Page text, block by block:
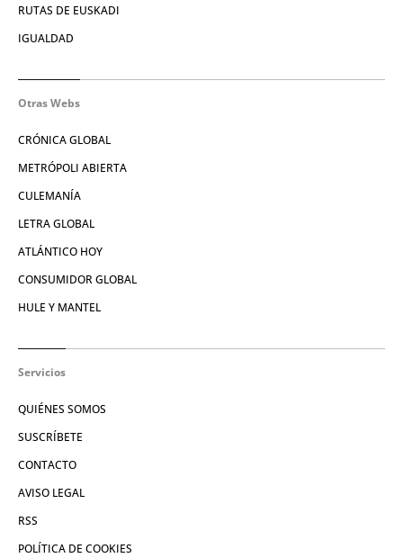
RUTAS DE EUSKADI
IGUALDAD
Otras Webs
CRÓNICA GLOBAL
METRÓPOLI ABIERTA
CULEMANÍA
LETRA GLOBAL
ATLÁNTICO HOY
CONSUMIDOR GLOBAL
HULE Y MANTEL
Servicios
QUIÉNES SOMOS
SUSCRÍBETE
CONTACTO
AVISO LEGAL
RSS
POLÍTICA DE COOKIES